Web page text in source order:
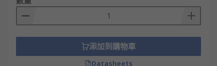
replace at some point, such as; auto-darkening
lenses, filters, sweatbands, lens cover, headgear
crucial to ensure you carry out welding tasks
safely and efficiently and parts are replaced
添加到購物車
Datasheets